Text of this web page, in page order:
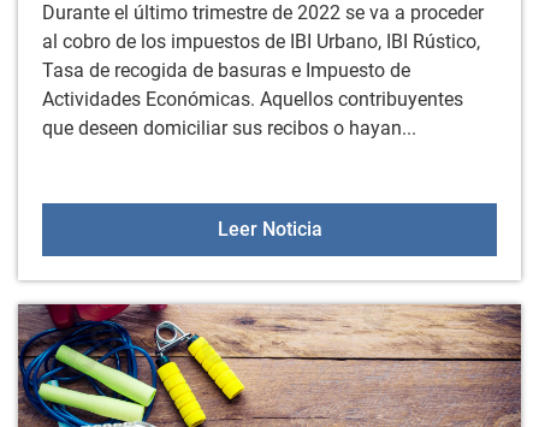
Durante el último trimestre de 2022 se va a proceder
al cobro de los impuestos de IBI Urbano, IBI Rústico,
Tasa de recogida de basuras e Impuesto de
Actividades Económicas. Aquellos contribuyentes
que deseen domiciliar sus recibos o hayan...
Leer NoticiaDomiciliación de recibos